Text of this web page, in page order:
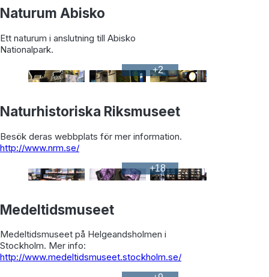
Naturum Abisko
Ett naturum i anslutning till Abisko
Nationalpark.
+2
Naturhistoriska Riksmuseet
Besök deras webbplats för mer information.
http://www.nrm.se/
+18
Medeltidsmuseet
Medeltidsmuseet på Helgeandsholmen i
Stockholm. Mer info:
http://www.medeltidsmuseet.stockholm.se/